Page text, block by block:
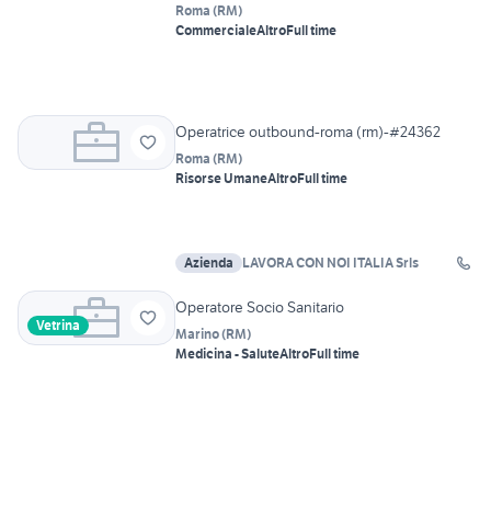
Roma (RM)
CommercialeAltroFull time
Operatrice outbound-roma (rm)-#24362
Roma (RM)
Risorse UmaneAltroFull time
Azienda LAVORA CON NOI ITALIA Srls
Vetrina
Operatore Socio Sanitario
Marino(RM)
Medicina - SaluteAltroFull time